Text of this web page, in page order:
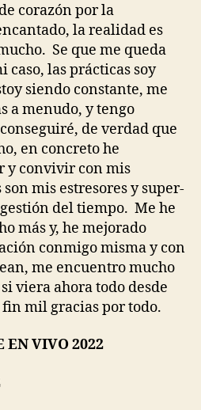
corazón por la
la realidad es
Se que me queda
caso, las prácticas soy
siendo constante, me
a menudo, y tengo
de verdad que
en concreto he
y convivir con mis
mis estresores y super-
del tiempo. Me he
más y, he mejorado
conmigo misma y con
me encuentro mucho
viera ahora todo desde
mil gracias por todo.
EN VIVO 2022